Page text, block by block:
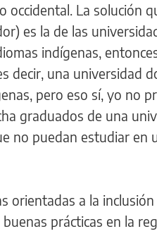
occidental. La solución
es la de las
indígenas,
decir, una universidad
pero eso sí, yo no
graduados de una
no puedan estudiar en
orientadas a la
prácticas en la